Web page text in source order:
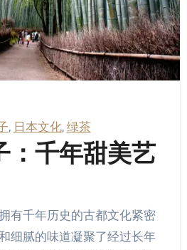
, 日本文化, 绿茶
：千年甜美艺
细腻的味道凝聚了经过长年